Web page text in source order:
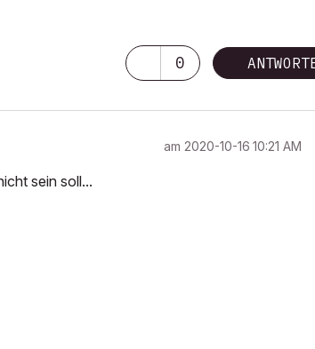
0
am ‎2020-10-16 10:21 AM
sein soll...